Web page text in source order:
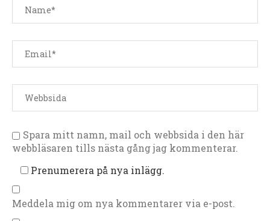
Spara mitt namn, mail och webbsida i den här
webbläsaren tills nästa gång jag kommenterar.
Prenumerera på nya inlägg.
Meddela mig om nya kommentarer via e-post.